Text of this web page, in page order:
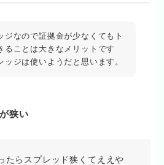
ジなので証拠金が少なくてもト
ることは大きなメリットです
ッジは使いようだと思います。
狭い
たらスプレッド狭くてええや